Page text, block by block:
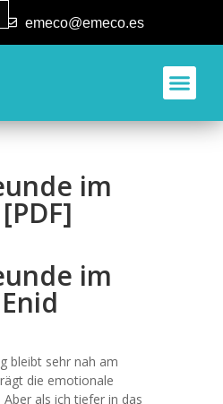
emeco@emeco.es
im
im
bleibt sehr nah am
die emotionale
als ich tiefer in das